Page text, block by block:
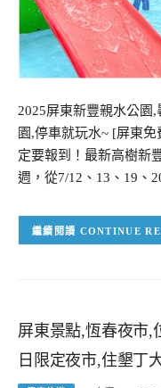
2025屏東新豐親水公園
園,停車就玩水~ [屏東
定要報到！最新高樹新
週，從7/12、13、19、
CONTINUE
屏東景點,恆春夜市,
日限定夜市,住墾丁